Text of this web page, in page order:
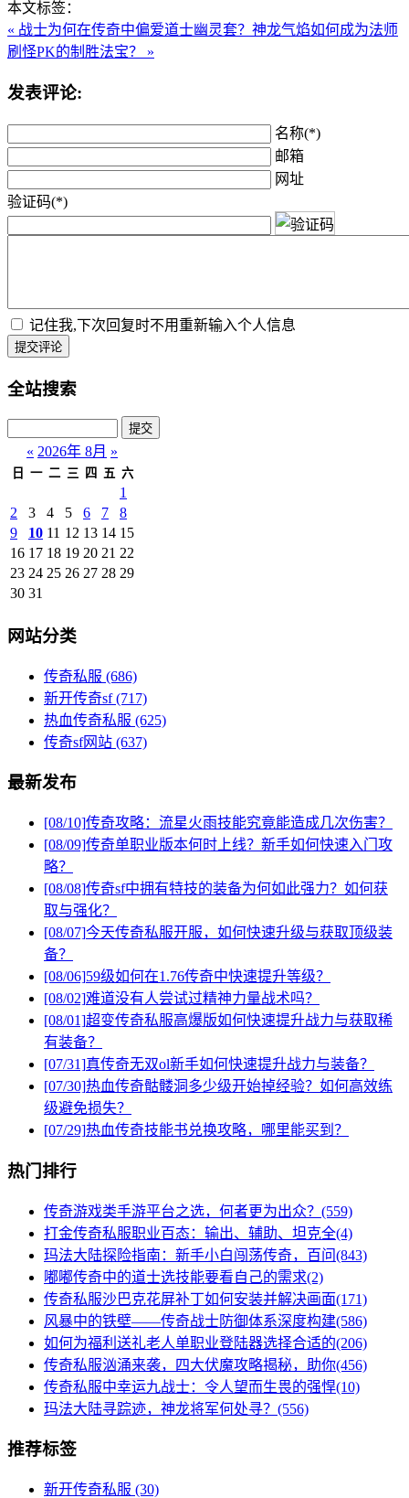
本文标签：
« 战士为何在传奇中偏爱道士幽灵套？ 神龙气焰如何成为法师
刷怪PK的制胜法宝？ »
发表评论:
名称(*)
邮箱
网址
验证码(*)
记住我,下次回复时不用重新输入个人信息
提交评论
全站搜索
« 2026年 8月 »
日 一 二 三 四 五 六
1
2
3 4 5 6 7
8
9
10 11 12 13 14 15
16 17 18 19 20 21 22
23 24 25 26 27 28 29
30 31
网站分类
传奇私服 (686)
新开传奇sf(717)
热血传奇私服 (625)
传奇sf网站 (637)
最新发布
[08/10]传奇攻略：流星火雨技能究竟能造成几次伤害？
[08/09]传奇单职业版本何时上线？新手如何快速入门攻
略？
[08/08]传奇sf中拥有特技的装备为何如此强力？如何获
取与强化？
[08/07]今天传奇私服开服，如何快速升级与获取顶级装
备？
[08/06]59级如何在1.76传奇中快速提升等级？
[08/02]难道没有人尝试过精神力量战术吗？
[08/01]超变传奇私服高爆版如何快速提升战力与获取稀
有装备？
[07/31]真传奇无双ol新手如何快速提升战力与装备？
[07/30]热血传奇骷髅洞多少级开始掉经验？如何高效练
级避免损失？
[07/29]热血传奇技能书兑换攻略，哪里能买到？
热门排行
传奇游戏类手游平台之选，何者更为出众？(559)
打金传奇私服职业百态：输出、辅助、坦克全(4)
玛法大陆探险指南：新手小白闯荡传奇，百问(843)
嘟嘟传奇中的道士选技能要看自己的需求(2)
传奇私服沙巴克花屏补丁如何安装并解决画面(171)
风暴中的铁壁——传奇战士防御体系深度构建(586)
如何为福利送礼老人单职业登陆器选择合适的(206)
传奇私服汹涌来袭，四大伏魔攻略揭秘，助你(456)
传奇私服中幸运九战士：令人望而生畏的强悍(10)
玛法大陆寻踪迹，神龙将军何处寻？(556)
推荐标签
新开传奇私服 (30)